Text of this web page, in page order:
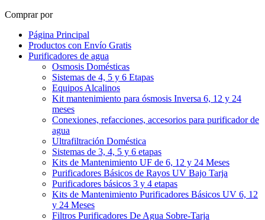
Comprar por
Página Principal
Productos con Envío Gratis
Purificadores de agua
Osmosis Domésticas
Sistemas de 4, 5 y 6 Etapas
Equipos Alcalinos
Kit mantenimiento para ósmosis Inversa 6, 12 y 24
meses
Conexiones, refacciones, accesorios para purificador de
agua
Ultrafiltración Doméstica
Sistemas de 3, 4, 5 y 6 etapas
Kits de Mantenimiento UF de 6, 12 y 24 Meses
Purificadores Básicos de Rayos UV Bajo Tarja
Purificadores básicos 3 y 4 etapas
Kits de Mantenimiento Purificadores Básicos UV 6, 12
y 24 Meses
Filtros Purificadores De Agua Sobre-Tarja